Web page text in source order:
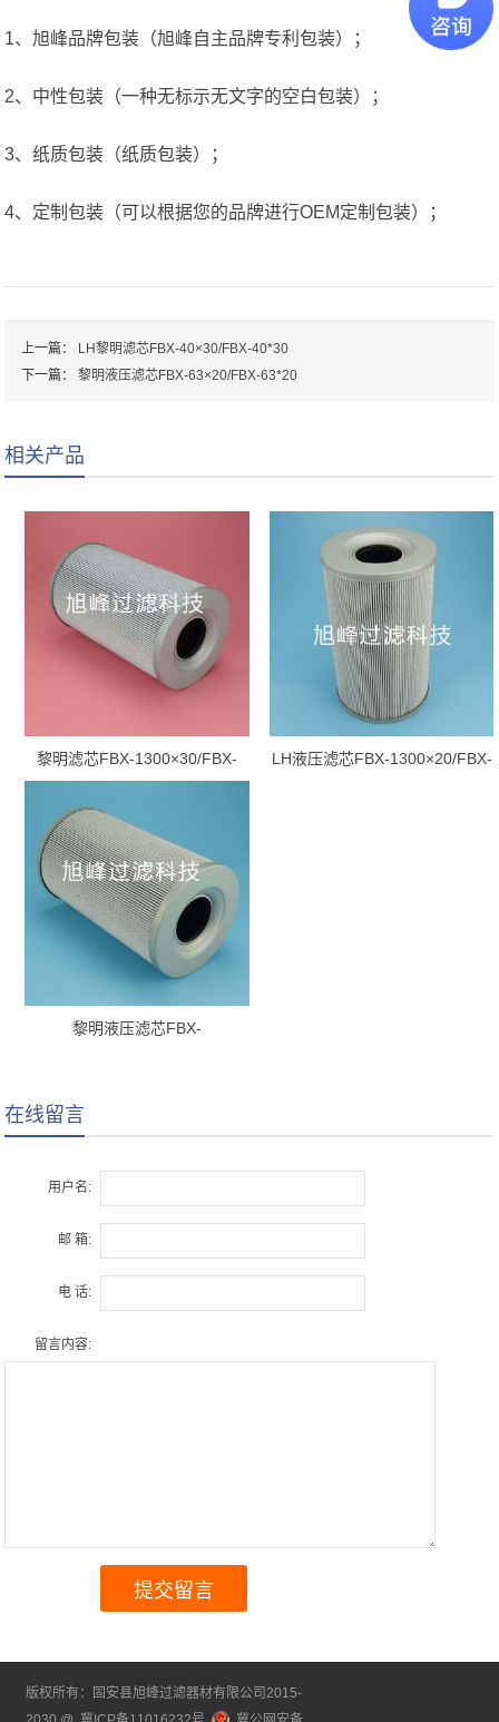
1、旭峰品牌包装（旭峰自主品牌专利包装）；
2、中性包装（一种无标示无文字的空白包装）；
3、纸质包装（纸质包装）；
4、定制包装（可以根据您的品牌进行OEM定制包装）；
上一篇：
LH黎明滤芯FBX-40×30/FBX-40*30
下一篇：黎明液压滤芯FBX-63×20/FBX-63*20
相关产品
黎明滤芯FBX-1300×30/FBX-
1300*30
LH液压滤芯FBX-1300×20/FBX-
黎明液压滤芯FBX-
在线留言
用户名:
邮 箱:
电 话:
留言内容:
版权所有：固安县旭峰过滤器材有限公司2015-